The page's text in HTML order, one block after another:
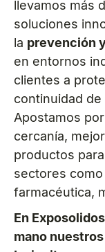
llevamos más
soluciones
la prevención
en entornos
clientes a
continuidad
Apostamos
cercanía,
productos
sectores
farmacéutica,
En
mano